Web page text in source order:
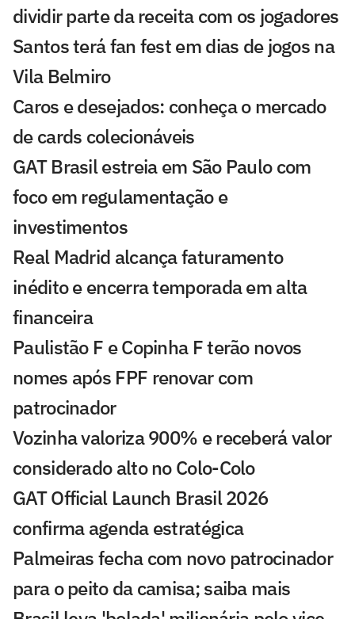
dividir parte da receita com os jogadores
Santos terá fan fest em dias de jogos na
Vila Belmiro
Caros e desejados: conheça o mercado
de cards colecionáveis
GAT Brasil estreia em São Paulo com
foco em regulamentação e
investimentos
Real Madrid alcança faturamento
inédito e encerra temporada em alta
financeira
Paulistão F e Copinha F terão novos
nomes após FPF renovar com
patrocinador
Vozinha valoriza 900% e receberá valor
considerado alto no Colo-Colo
GAT Official Launch Brasil 2026
confirma agenda estratégica
Palmeiras fecha com novo patrocinador
para o peito da camisa; saiba mais